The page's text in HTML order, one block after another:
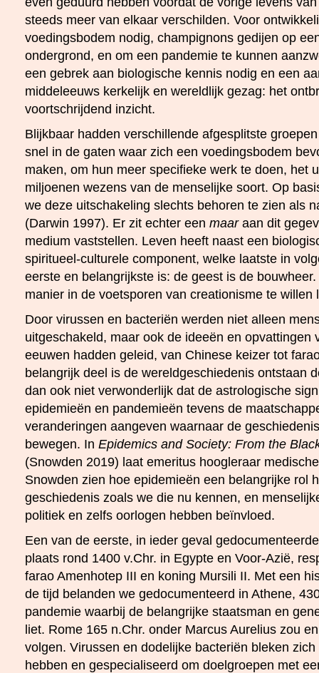
steeds meer van elkaar verschilden. Voor
voedingsbodem nodig, champignons gedijen op
ondergrond, en om een pandemie te kunnen
een gebrek aan biologische kennis nodig en een
middeleeuws kerkelijk en wereldlijk gezag: het
voortschrijdend inzicht.
Blijkbaar hadden verschillende afgesplitste
snel in de gaten waar zich een voedingsbodem
maken, om hun meer specifieke werk te doen, het
miljoenen wezens van de menselijke soort. Op
we deze uitschakeling slechts behoren te zien als
(Darwin 1997). Er zit echter een maaraan dit
medium vaststellen. Leven heeft naast een
spiritueel-culturele component, welke laatste in
eerste en belangrijkste is: de geest is de
manier in de voetsporen van creationisme te willen
Door virussen en bacteriën werden niet alleen
uitgeschakeld, maar ook de ideeën en opvattingen
eeuwen hadden geleid, van Chinese keizer tot
belangrijk deel is de wereldgeschiedenis ontstaan
dan ook niet verwonderlijk dat de astrologische
epidemieën en pandemieën tevens de
veranderingen aangeven waarnaar de
bewegen. In Epidemics and Society: From the
(Snowden 2019) laat emeritus hoogleraar
Snowden zien hoe epidemieën een belangrijke rol
geschiedenis zoals we die nu kennen, en
politiek en zelfs oorlogen hebben beïnvloed.
Een van de eerste, in ieder geval
plaats rond 1400 v.Chr. in Egypte en Voor-Azië,
farao Amenhotep III en koning Mursili II. Met een
de tijd belanden we gedocumenteerd in Athene,
pandemie waarbij de belangrijke staatsman en
liet. Rome 165 n.Chr. onder Marcus Aurelius zou
volgen. Virussen en dodelijke bacteriën bleken
hebben en gespecialiseerd om doelgroepen met